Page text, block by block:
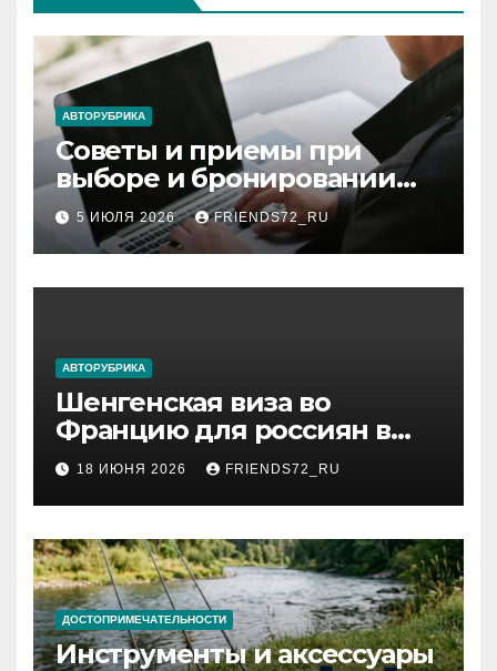
АВТОРУБРИКА
Советы и приемы при
выборе и бронировании
авиабилетов
5 ИЮЛЯ 2026 FRIENDS72_RU
АВТОРУБРИКА
Шенгенская виза во
Францию для россиян в
2026 году: сроки от 3 дней
и список необходимых
документов
18 ИЮНЯ 2026 FRIENDS72_RU
ДОСТОПРИМЕЧАТЕЛЬНОСТИ
Инструменты и аксессуары